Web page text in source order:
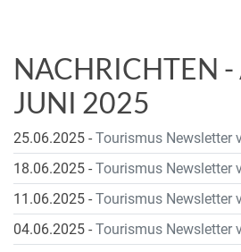
NACHRICHTEN
JUNI 2025
25.06.2025 - Tourismus Newsletter
18.06.2025 - Tourismus Newsletter
11.06.2025 - Tourismus Newsletter
04.06.2025 - Tourismus Newsletter